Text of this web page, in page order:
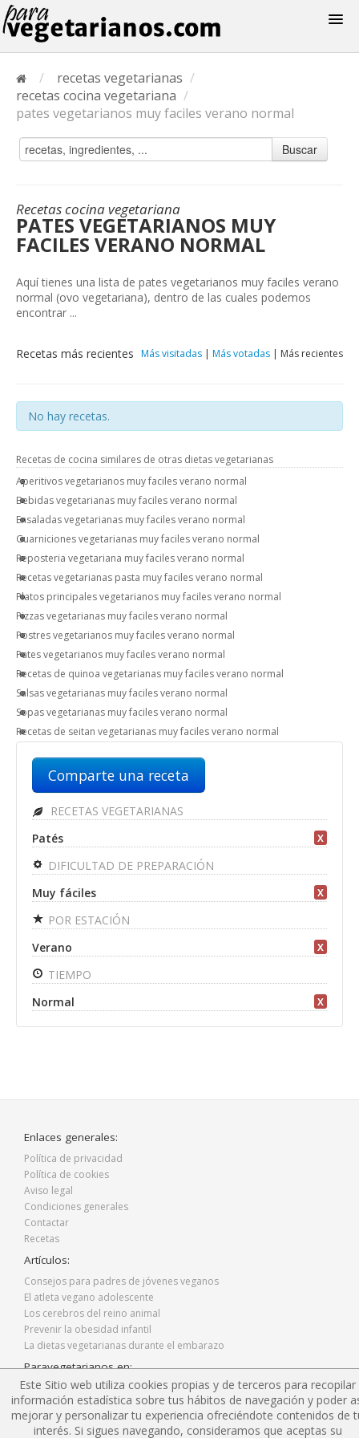
/ recetas vegetarianas /
recetas cocina vegetariana /
pates vegetarianos muy faciles verano normal
Buscar
Recetas cocina vegetariana
PATES VEGETARIANOS MUY
FACILES VERANO NORMAL
Aquí tienes una lista de pates vegetarianos muy faciles verano
normal (ovo vegetariana), dentro de las cuales podemos
encontrar ...
Recetas más recientes Más visitadas | Más votadas | Más recientes
No hay recetas.
Recetas de cocina similares de otras dietas vegetarianas
Aperitivos vegetarianos muy faciles verano normal
Bebidas vegetarianas muy faciles verano normal
Ensaladas vegetarianas muy faciles verano normal
Guarniciones vegetarianas muy faciles verano normal
Reposteria vegetariana muy faciles verano normal
Recetas vegetarianas pasta muy faciles verano normal
Platos principales vegetarianos muy faciles verano normal
Pizzas vegetarianas muy faciles verano normal
Postres vegetarianos muy faciles verano normal
Pates vegetarianos muy faciles verano normal
Recetas de quinoa vegetarianas muy faciles verano normal
Salsas vegetarianas muy faciles verano normal
Sopas vegetarianas muy faciles verano normal
Recetas de seitan vegetarianas muy faciles verano normal
Comparte una receta
RECETAS VEGETARIANAS
Patés
X
DIFICULTAD DE PREPARACIÓN
Muy fáciles
X
POR ESTACIÓN
Verano
X
TIEMPO
Normal
X
Enlaces generales:
Política de privacidad
Política de cookies
Aviso legal
Condiciones generales
Contactar
Recetas
Artículos:
Consejos para padres de jóvenes veganos
El atleta vegano adolescente
Los cerebros del reino animal
Prevenir la obesidad infantil
La dietas vegetarianas durante el embarazo
Paravegetarianos en:
Facebook
Twitter
Instagram
Este Sitio web utiliza cookies propias y de terceros para recopilar
información estadística sobre tus hábitos de navegación y poder
mejorar y personalizar tu experiencia ofreciéndote contenidos de
interés. Si sigues navegando, consideramos que aceptas su